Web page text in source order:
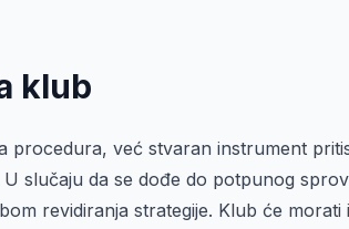
klub
procedura, već stvaran instrument
slučaju da se dođe do potpunog
revidiranja strategije. Klub će